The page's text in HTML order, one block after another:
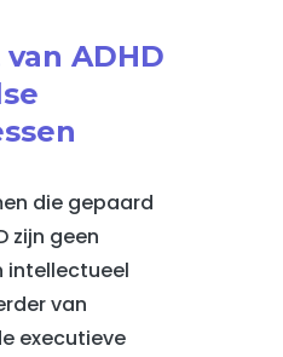
ADHD
die gepaard
zijn geen
intellectueel
van
executieve